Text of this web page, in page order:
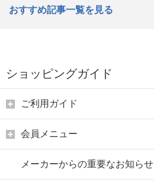
おすすめ記事一覧を見る
ショッピングガイド
ご利用ガイド
会員メニュー
メーカーからの重要なお知らせ